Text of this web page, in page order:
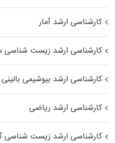
کارشناسی ارشد آمار
کارشناسی ارشد زیست شناسی
کارشناسی ارشد بیوشیمی بالینی
کارشناسی ارشد ریاضی
کارشناسی ارشد زیست‌ شناسی